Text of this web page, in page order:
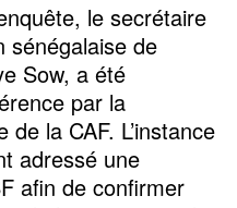
le secrétaire
sénégalaise de
Sow, a été
par la
la CAF. L’instance
adressé une
afin de confirmer